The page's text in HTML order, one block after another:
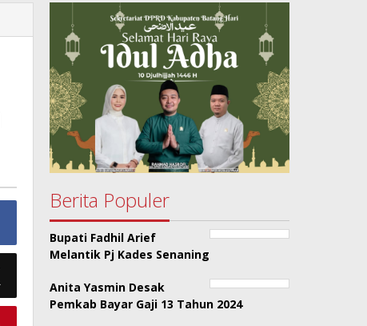
Berita Populer
Bupati Fadhil Arief
Melantik Pj Kades Senaning
Anita Yasmin Desak
Pemkab Bayar Gaji 13 Tahun 2024